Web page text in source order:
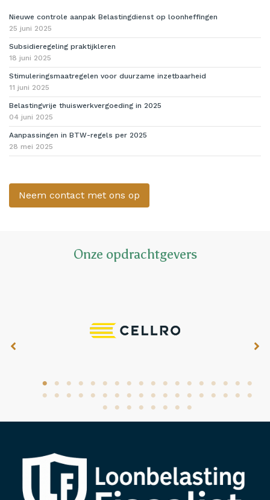
Nieuwe controle aanpak Belastingdienst op loonheffingen
25 juni 2025
Subsidieregeling praktijkleren
18 juni 2025
Stimuleringsmaatregelen voor duurzame inzetbaarheid
11 juni 2025
Belastingvrije thuiswerkvergoeding in 2025
04 juni 2025
Aanpassingen in BTW-regels per 2025
28 mei 2025
Neem contact met ons op
Onze opdrachtgevers